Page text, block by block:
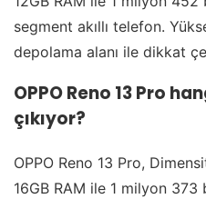
segment akıllı telefon.
depolama alanı ile dikkat
OPPO Reno 13 Pro
çıkıyor?
OPPO Reno 13 Pro,
16GB RAM ile 1 milyon 373